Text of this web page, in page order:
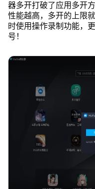
器多开打破了应用多开
性能越高，多开的上限
时使用操作录制功能，
号！